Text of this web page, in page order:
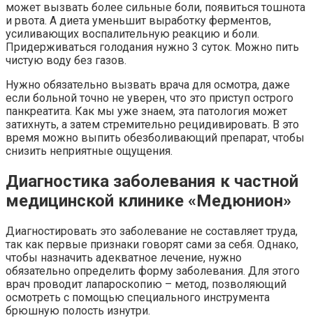
может вызвать более сильные боли, появиться тошнота
и рвота. А диета уменьшит выработку ферментов,
усиливающих воспалительную реакцию и боли.
Придерживаться голодания нужно 3 суток. Можно пить
чистую воду без газов.
Нужно обязательно вызвать врача для осмотра, даже
если больной точно не уверен, что это приступ острого
панкреатита. Как мы уже знаем, эта патология может
затихнуть, а затем стремительно рецидивировать. В это
время можно выпить обезболивающий препарат, чтобы
снизить неприятные ощущения.
Диагностика заболевания к частной
медицинской клинике «Медюнион»
Диагностировать это заболевание не составляет труда,
так как первые признаки говорят сами за себя. Однако,
чтобы назначить адекватное лечение, нужно
обязательно определить форму заболевания. Для этого
врач проводит лапароскопию – метод, позволяющий
осмотреть с помощью специального инструмента
брюшную полость изнутри.